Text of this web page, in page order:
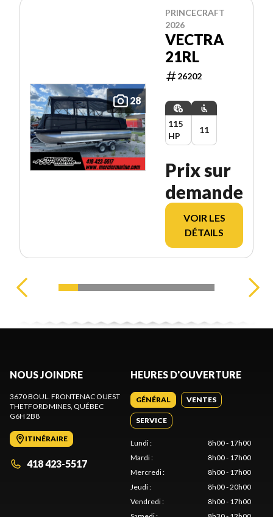
28
PRINCECRAFT
2026
VECTRA
21RL
26202
115
HP
11
Prix sur
demande
VOIR LES
DÉTAILS
NOUS JOINDRE
3670 BOUL. FRONTENAC OUEST
THETFORD MINES , QUÉBEC
G6H 2B8
ITINÉRAIRE
418 423-5517
HEURES D'OUVERTURE
GÉNÉRAL VENTES
SERVICE
Lundi:
8h00 - 17h00
Mardi:
8h00 - 17h00
Mercredi:
8h00 - 17h00
Jeudi:
8h00 - 20h00
Vendredi:
8h00 - 17h00